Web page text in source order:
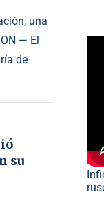
una
— El
de
su